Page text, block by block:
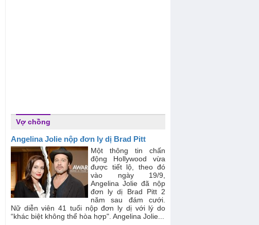
Vợ chồng
Angelina Jolie nộp đơn ly dị Brad Pitt
Một thông tin chấn
động Hollywood vừa
được tiết lộ, theo đó
vào ngày 19/9,
Angelina Jolie đã nộp
đơn ly dị Brad Pitt 2
năm sau đám cưới.
Nữ diễn viên 41 tuổi nộp đơn ly dị với lý do
“khác biệt không thể hòa hợp". Angelina Jolie...